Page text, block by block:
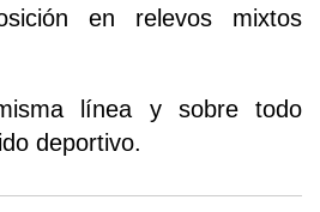
en relevos mixtos
línea y sobre todo
deportivo.